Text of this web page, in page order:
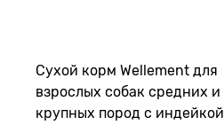
Сухой корм Wellement для
взрослых собак средних и
крупных пород с индейкой